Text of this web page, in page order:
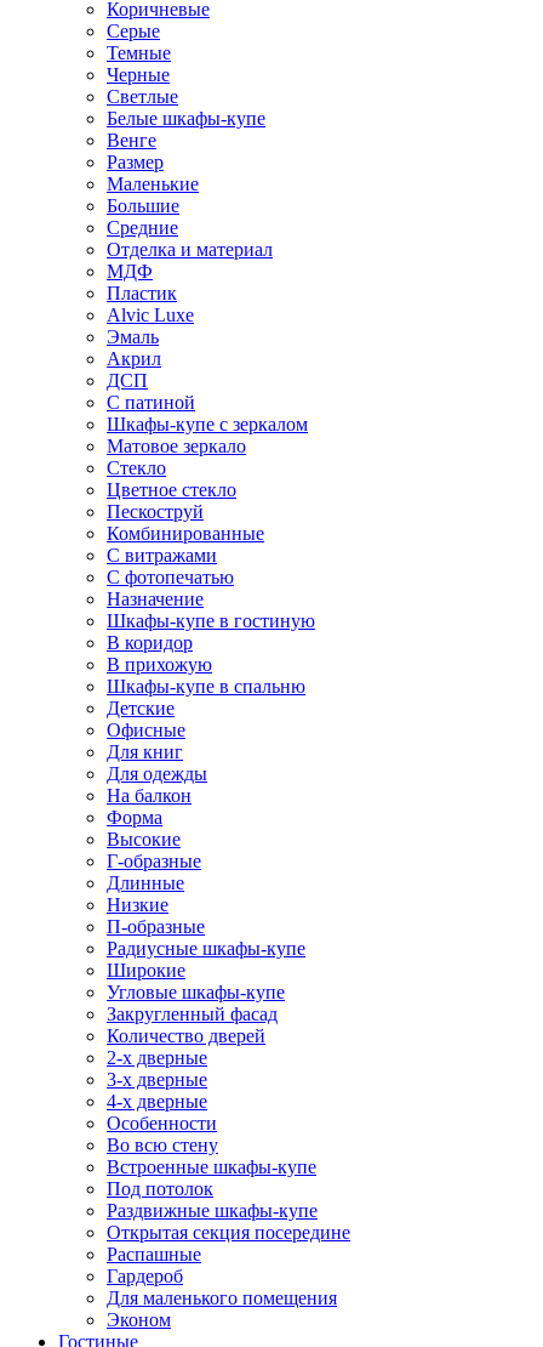
Коричневые
Серые
Темные
Черные
Светлые
Белые шкафы-купе
Венге
Размер
Маленькие
Большие
Средние
Отделка и материал
МДФ
Пластик
Alvic Luxe
Эмаль
Акрил
ДСП
С патиной
Шкафы-купе с зеркалом
Матовое зеркало
Стекло
Цветное стекло
Пескоструй
Комбинированные
С витражами
С фотопечатью
Назначение
Шкафы-купе в гостиную
В коридор
В прихожую
Шкафы-купе в спальню
Детские
Офисные
Для книг
Для одежды
На балкон
Форма
Высокие
Г-образные
Длинные
Низкие
П-образные
Радиусные шкафы-купе
Широкие
Угловые шкафы-купе
Закругленный фасад
Количество дверей
2-х дверные
3-х дверные
4-х дверные
Особенности
Во всю стену
Встроенные шкафы-купе
Под потолок
Раздвижные шкафы-купе
Открытая секция посередине
Распашные
Гардероб
Для маленького помещения
Эконом
Гостиные